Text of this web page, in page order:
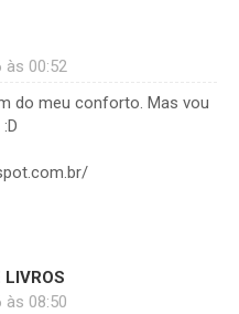
às 00:52
do meu conforto. Mas vou
LIVROS
às 08:50